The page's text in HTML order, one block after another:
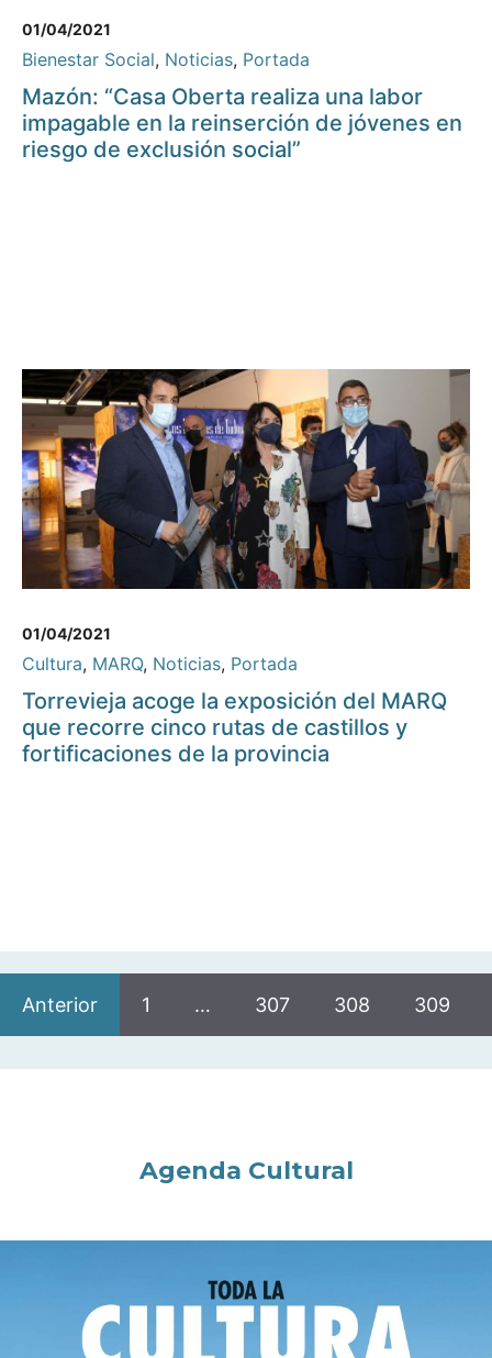
01/04/2021
Bienestar Social, Noticias, Portada
Mazón: “Casa Oberta realiza una labor
impagable en la reinserción de jóvenes en
riesgo de exclusión social”
01/04/2021
Cultura, MARQ, Noticias, Portada
Torrevieja acoge la exposición del MARQ
que recorre cinco rutas de castillos y
fortificaciones de la provincia
Anterior 1 … 307 308 309
Agenda Cultural